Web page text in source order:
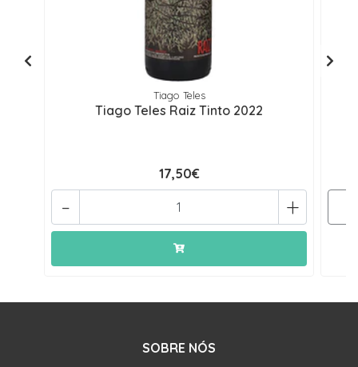
Tiago Teles
Tiago Teles Raiz Tinto 2022
17,50€
+
-
SOBRE NÓS